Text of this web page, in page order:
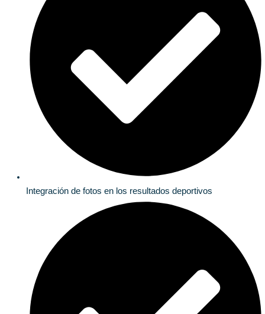
Integración de fotos en los resultados deportivos